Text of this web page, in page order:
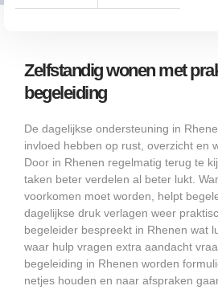
Zelfstandig wonen met
begeleiding
De dagelijkse ondersteuning in
invloed hebben op rust, overzicht en
Door in Rhenen regelmatig terug te
taken beter verdelen al beter lukt.
voorkomen moet worden, helpt
dagelijkse druk verlagen weer
begeleider bespreekt in Rhenen wat
waar hulp vragen extra aandacht
begeleiding in Rhenen worden
netjes houden en naar afspraken